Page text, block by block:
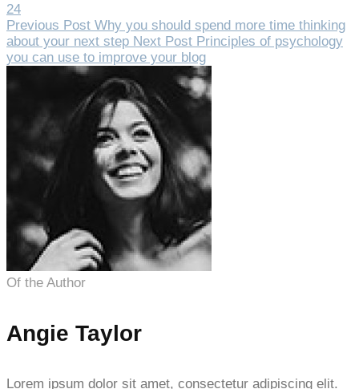
24
Previous Post Why you should spend more time thinking
about your next step Next Post Principles of psychology
you can use to improve your blog
Of the Author
Angie Taylor
Lorem ipsum dolor sit amet, consectetur adipiscing elit.